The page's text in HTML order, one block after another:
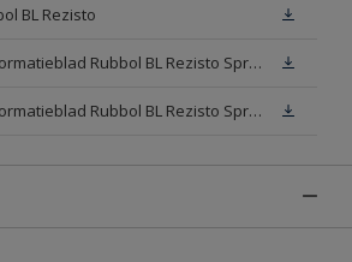
BL Rezisto
Veiligheidsinformatieblad Rubbol BL Rezisto Spray W05 (MSDS)
Veiligheidsinformatieblad Rubbol BL Rezisto Spray N00 (MSDS)